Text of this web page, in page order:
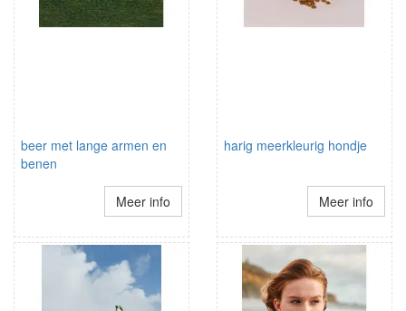
beer met lange armen en
benen
Meer info
harig meerkleurig hondje
Meer info